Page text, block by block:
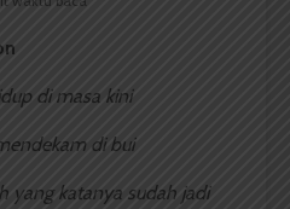
di masa kini
di bui
yang katanya sudah jadi